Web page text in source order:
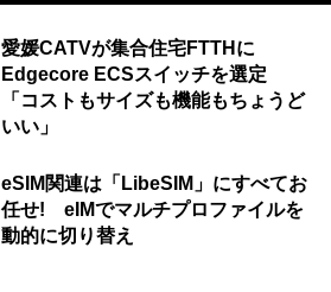
愛媛CATVが集合住宅FTTHに
Edgecore ECSスイッチを選定
「コストもサイズも機能もちょうど
いい」
eSIM関連は「LibeSIM」にすべてお
任せ! eIMでマルチプロファイルを
動的に切り替え